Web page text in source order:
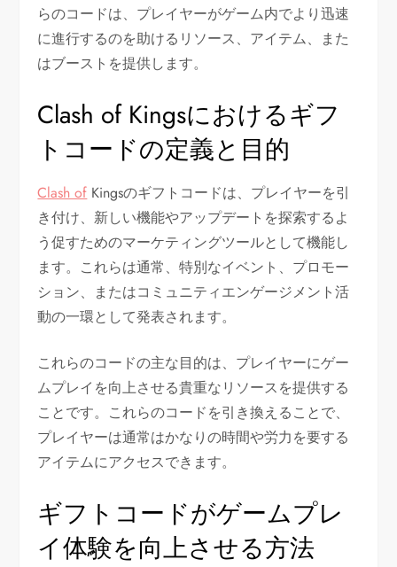
らのコードは、プレイヤーがゲーム内でより迅速
に進行するのを助けるリソース、アイテム、また
はブーストを提供します。
Clash of Kingsにおけるギフ
トコードの定義と目的
Clash of Kingsのギフトコードは、プレイヤーを引
き付け、新しい機能やアップデートを探索するよ
う促すためのマーケティングツールとして機能し
ます。これらは通常、特別なイベント、プロモー
ション、またはコミュニティエンゲージメント活
動の一環として発表されます。
これらのコードの主な目的は、プレイヤーにゲー
ムプレイを向上させる貴重なリソースを提供する
ことです。これらのコードを引き換えることで、
プレイヤーは通常はかなりの時間や労力を要する
アイテムにアクセスできます。
ギフトコードがゲームプレ
イ体験を向上させる方法